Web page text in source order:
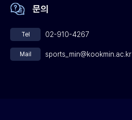
문의
Tel 02-910-4267
Mail sports_min@kookmin.ac.kr